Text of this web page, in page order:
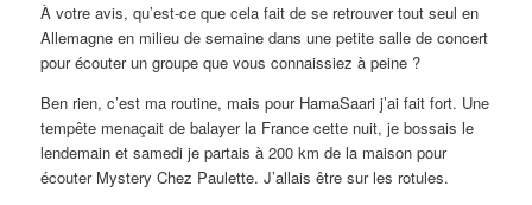
À votre avis, qu’est-ce que cela fait de se retrouver tout seul en
Allemagne en milieu de semaine dans une petite salle de concert
pour écouter un groupe que vous connaissiez à peine ?
Ben rien, c’est ma routine, mais pour HamaSaari j’ai fait fort. Une
tempête menaçait de balayer la France cette nuit, je bossais le
lendemain et samedi je partais à 200 km de la maison pour
écouter Mystery Chez Paulette. J’allais être sur les rotules.